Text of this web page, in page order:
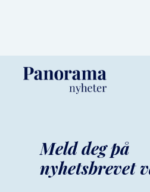
Meld deg på
nyhetsbrevet